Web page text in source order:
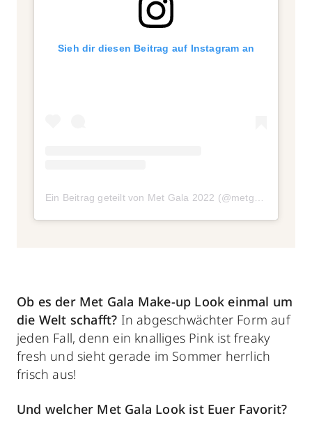
Sieh dir diesen Beitrag auf Instagram an
Ob es der Met Gala Make-up Look einmal um
die Welt schafft? In abgeschwächter Form auf
jeden Fall, denn ein knalliges Pink ist freaky
fresh und sieht gerade im Sommer herrlich
frisch aus!
Und welcher Met Gala Look ist Euer Favorit?